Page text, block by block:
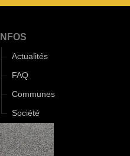
INFOS
Actualités
FAQ
Communes
Société